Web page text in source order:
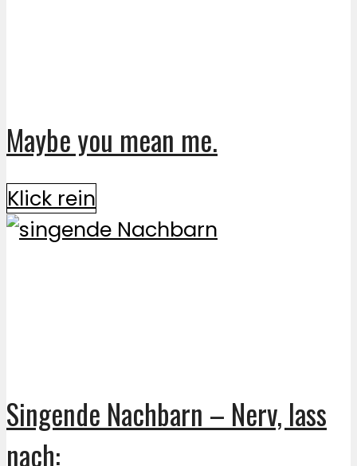
Maybe you mean me.
Klick rein
Singende Nachbarn – Nerv, lass
nach: